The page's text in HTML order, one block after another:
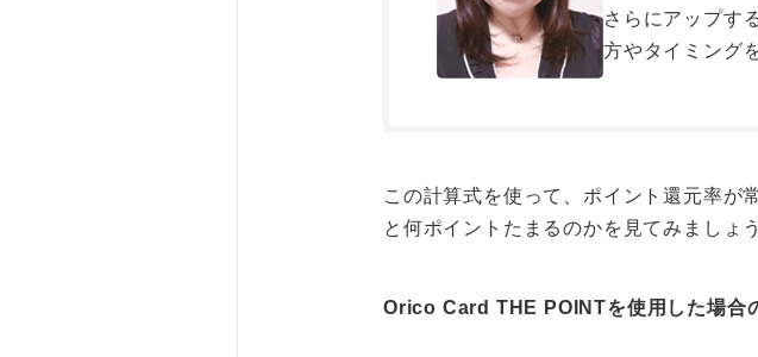
さらにアップす
方やタイミング
この計算式を使って、ポイント還元率が
と何ポイントたまるのかを見てみましょう
Orico Card THE POINTを使用した場合